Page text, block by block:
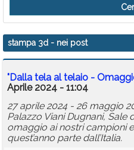
Info Utili
Rubriche
Calendario
Annunci
stampa 3d - nei post
"Dalla tela al telaio -
Aprile 2024 - 11:04
27 aprile 2024 - 26 maggio
Palazzo Viani Dugnani, Sale
omaggio ai nostri campioni
quest’anno parte dall’Italia.